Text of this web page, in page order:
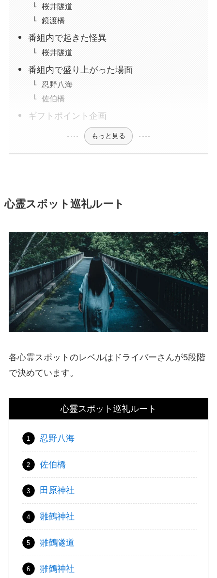
桜井隧道
鏡渡橋
番組内で起きた怪異
桜井隧道
番組内で盛り上がった場面
忍野八海
佐伯橋
ギフトポイント企画
もっと見る
心霊スポット巡礼ルート
各心霊スポットのレベルはドライバーさんが5段階
で決めています。
心霊スポット巡礼ルート
忍野八海
佐伯橋
田原神社
雛鶴神社
雛鶴隧道
雛鶴神社